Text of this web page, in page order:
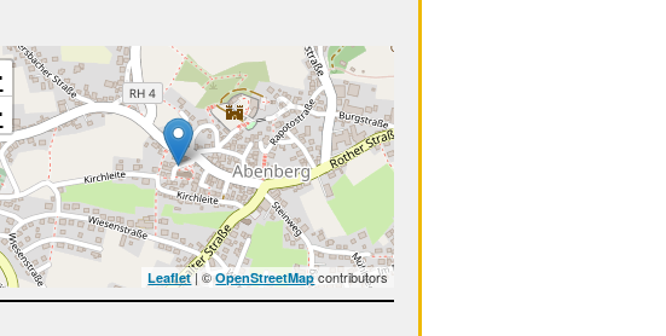
Leaflet| ©OpenStreetMapcontributors